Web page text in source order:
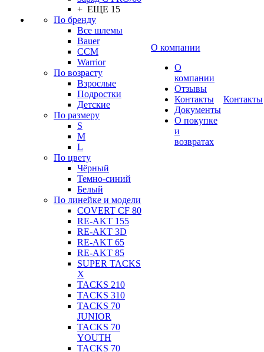
+ ЕЩЕ 15
По бренду
Все шлемы
Bauer
CCM
Warrior
По возрасту
Взрослые
Подростки
Детские
По размеру
S
M
L
По цвету
Чёрный
Темно-синий
Белый
По линейке и модели
COVERT CF 80
RE-AKT 155
RE-AKT 3D
RE-AKT 65
RE-AKT 85
SUPER TACKS
X
TACKS 210
TACKS 310
TACKS 70
JUNIOR
TACKS 70
YOUTH
TACKS 70
О компании
О
компании
Отзывы
Контакты
Документы
О покупке
и
возвратах
Контакты